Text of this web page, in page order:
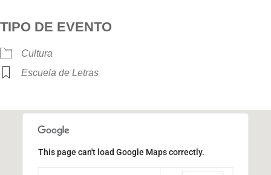
TIPO DE EVENTO
Cultura
Escuela de Letras
This page can't load Google Maps correctly.